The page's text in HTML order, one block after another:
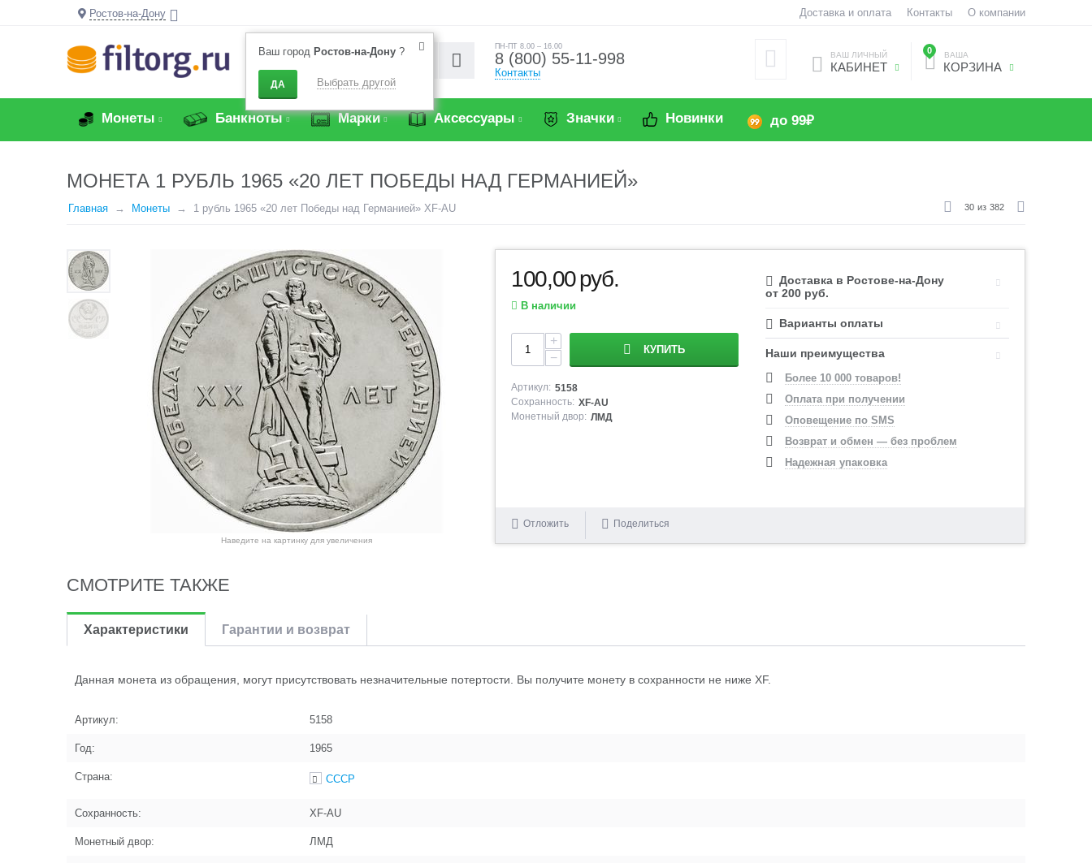
Ростов-на-Дону
Ваш город Ростов-на-Дону ?
ДА Выбрать другой
Доставка и оплата Контакты О компании
ПН-ПТ 8.00 – 16.00
8 (800) 55-11-998
Контакты
0 ВАША
КОРЗИНА
ВАШ ЛИЧНЫЙ
КАБИНЕТ
Монеты Банкноты Марки Аксессуары Значки Новинки до 99₽
МОНЕТА 1 РУБЛЬ 1965 «20 ЛЕТ ПОБЕДЫ НАД ГЕРМАНИЕЙ»
Главная Монеты 1 рубль 1965 «20 лет Победы над Германией» XF-AU 30 из 382
Наведите на картинку для увеличения
100,00руб.
В наличии
+
−
КУПИТЬ
Артикул: 5158
Сохранность: XF-AU
Монетный двор: ЛМД
Доставка в Ростове-на-Дону
от 200 руб.
Варианты оплаты
Наши преимущества
Более 10 000 товаров!
Оплата при получении
Оповещение по SMS
Возврат и обмен — без проблем
Надежная упаковка
Отложить Поделиться
СМОТРИТЕ ТАКЖЕ
Характеристики Гарантии и возврат
Данная монета из обращения, могут присутствовать незначительные потертости. Вы получите монету в сохранности не ниже XF.
Артикул: 5158
Год: 1965
Страна: СССР
Сохранность: XF-AU
Монетный двор: ЛМД